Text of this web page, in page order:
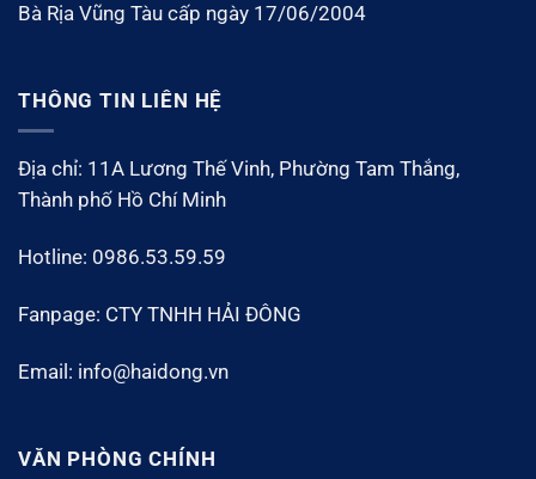
Bà Rịa Vũng Tàu cấp ngày 17/06/2004
THÔNG TIN LIÊN HỆ
Địa chỉ: 11A Lương Thế Vinh, Phường Tam Thắng,
Thành phố Hồ Chí Minh
Hotline: 0986.53.59.59
Fanpage: CTY TNHH HẢI ĐÔNG
Email: info@haidong.vn
VĂN PHÒNG CHÍNH